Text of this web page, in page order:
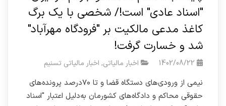
"اسناد عادی" است!/ شخصی با یک برگ
کاغذ مدعی مالکیت بر "فرودگاه مهرآباد"
شد و خسارت گرفت!
1402/08/22 اخبار مالیاتی, اخبار مالیاتی تسنیم
نیمی از ورودی‌های دستگاه قضا و تا ۷۰درصد پرونده‌های
حقوقی محاکم و دادگاه‌های کشورمان به‌دلیل اعتبار "اسناد